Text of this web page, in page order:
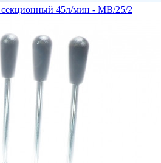
секционный 45л/мин - MB/25/2